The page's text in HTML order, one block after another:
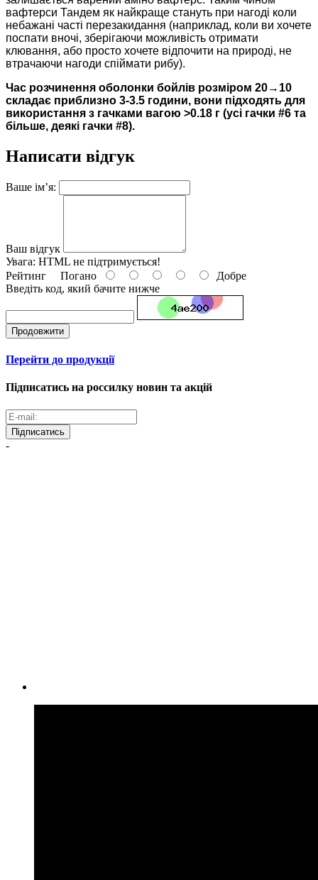
вафтерси Тандем як найкраще стануть при нагоді коли
небажані часті перезакидання (наприклад, коли ви хочете
поспати вночі, зберігаючи можливість отримати
клювання, або просто хочете відпочити на природі, не
втрачаючи нагоди спіймати рибу).
Час розчинення оболонки бойлів розміром 20→ 10
складає приблизно 3-3.5 години, вони підходять для
використання з гачками вагою >0.18 г (усі гачки #6 та
більше, деякі гачки #8).
Написати відгук
Ваше ім’я:
Ваш відгук
Увага: HTML не підтримується!
Рейтинг Погано
Добре
Введіть код, який бачите нижче
Продовжити
Перейти до продукції
Підписатись на россилку новин та акцій
Підписатись
-